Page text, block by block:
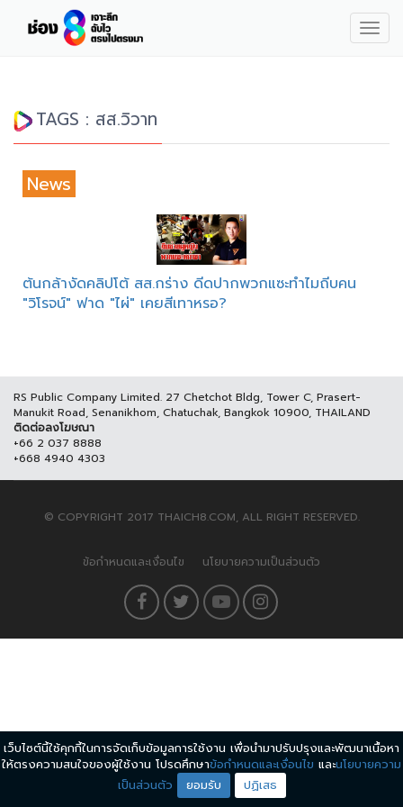
TAGS : สส.วิวาท
News
ต้นกล้างัดคลิปโต้ สส.กร่าง ดีดปากพวกแซะทำไมถีบคน
"วิโรจน์" ฟาด "ไผ่" เคยสีเทาหรอ?
RS Public Company Limited. 27 Chetchot Bldg, Tower C, Prasert-
Manukit Road, Senanikhom, Chatuchak, Bangkok 10900, THAILAND
ติดต่อลงโฆษณา
+66 2 037 8888
+668 4940 4303
© COPYRIGHT 2017 THAICH8.COM, ALL RIGHT RESERVED.
ข้อกำหนดและเงื่อนไข นโยบายความเป็นส่วนตัว
เว็บไซต์นี้ใช้คุกกี้ในการจัดเก็บข้อมูลการใช้งาน เพื่อนำมาปรับปรุงและพัฒนาเนื้อหา
ให้ตรงความสนใจของผู้ใช้งาน โปรดศึกษาข้อกำหนดและเงื่อนไข และนโยบายความ
เป็นส่วนตัว
ยอมรับ ปฏิเสธ